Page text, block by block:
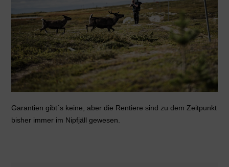
Garantien gibt´s keine, aber die Rentiere sind zu dem Zeitpunkt
bisher immer im Nipfjäll gewesen.